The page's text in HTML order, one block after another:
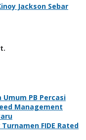
Jackson Sebar
PB Percasi
Management
FIDE Rated